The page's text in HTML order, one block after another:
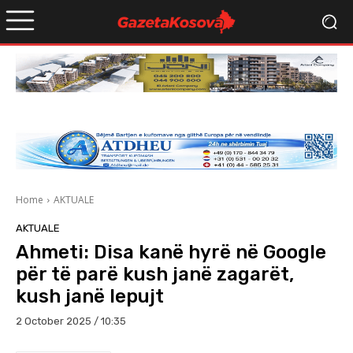
Home AKTUALE
AKTUALE
Ahmeti: Disa kanë hyrë në Google
për të parë kush janë zagarët,
kush janë lepujt
2 October 2025 / 10:35